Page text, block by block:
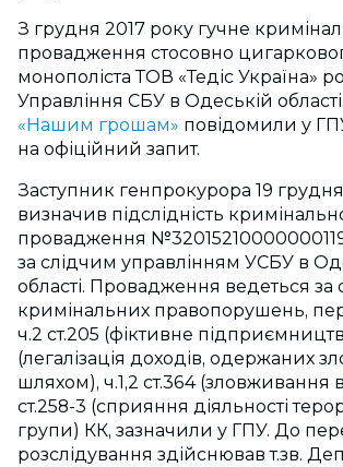
З грудня 2017 року гучне
провадження стосовно
монополіста ТОВ «Тедіс Україна»
Управління СБУ в Одеській
«Нашим грошам» повідомили у
на офіційний запит.
Заступник генпрокурора 19
визначив підслідність
провадження №32015210000000119
за слідчим управлінням УСБУ в
області. Провадження ведеться за
кримінальних правопорушень,
ч.2 ст.205 (фіктивне
(легалізація доходів, одержаних
шляхом), ч.1,2 ст.364 (зловживання
ст.258-3 (сприяння діяльності
групи) КК, зазначили у ГПУ. До
розслідування здійснював т.зв.